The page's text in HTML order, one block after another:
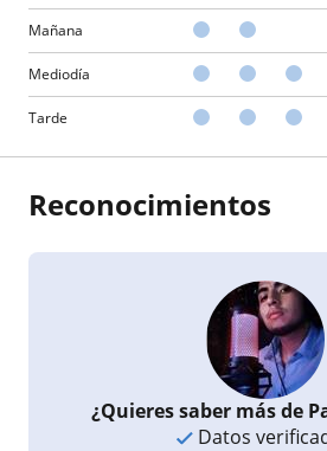
Mañana
Mediodía
Tarde
Reconocimientos
¿Quieres saber más de
Datos